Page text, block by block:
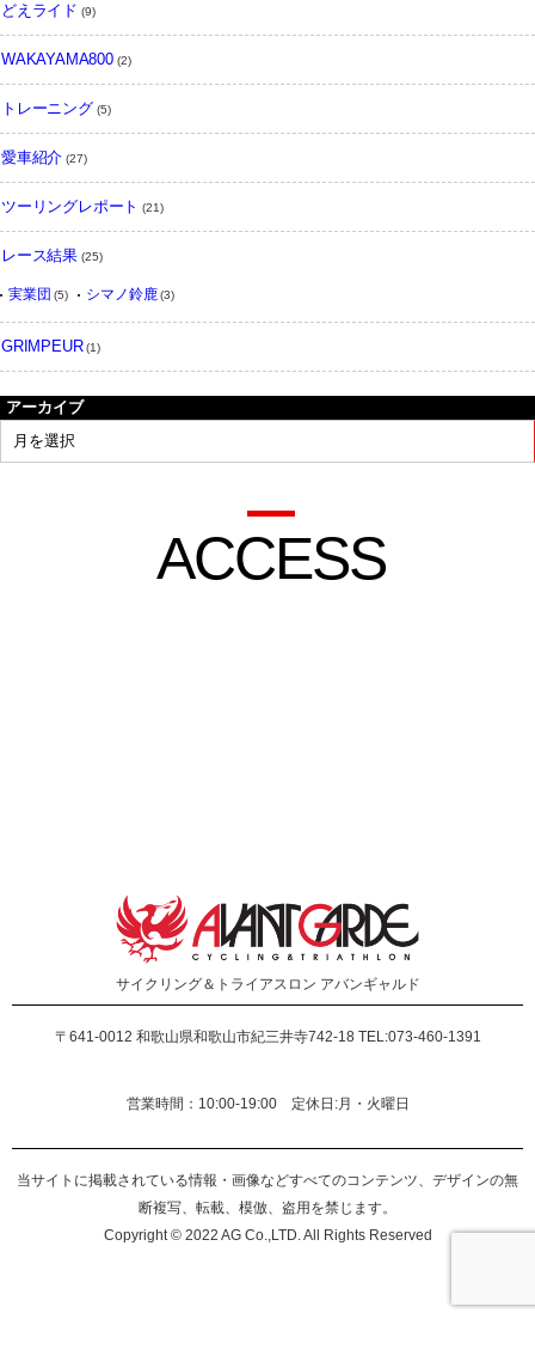
どえライド (9)
WAKAYAMA800(2)
トレーニング (5)
愛車紹介 (27)
ツーリングレポート (21)
レース結果 (25)
実業団 (5) シマノ鈴鹿 (3)
GRIMPEUR(1)
アーカイブ
ACCESS
サイクリング＆トライアスロン アバンギャルド
〒641-0012 和歌山県和歌山市紀三井寺742-18 TEL:073-460-1391
営業時間：10:00-19:00 定休日:月・火曜日
当サイトに掲載されている情報・画像などすべてのコンテンツ、デザインの無
断複写、転載、模倣、盗用を禁じます。
Copyright © 2022 AG Co.,LTD. All Rights Reserved